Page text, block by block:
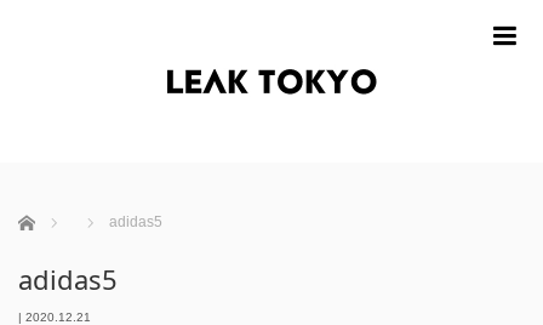
ホーム adidas5
adidas5
| 2020.12.21